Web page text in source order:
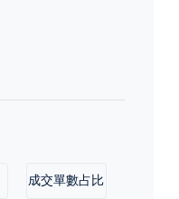
成交單數占比